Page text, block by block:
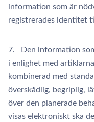
information som är
registrerades identitet
7. Den information
i enlighet med
kombinerad med
överskådlig, begriplig,
över den planerade
visas elektroniskt ska